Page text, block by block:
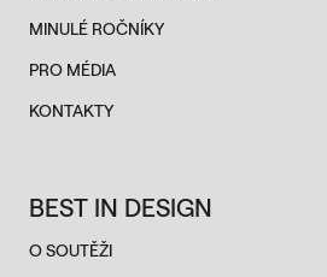
MINULÉ ROČNÍKY
PRO MÉDIA
KONTAKTY
BEST IN DESIGN
O SOUTĚŽI